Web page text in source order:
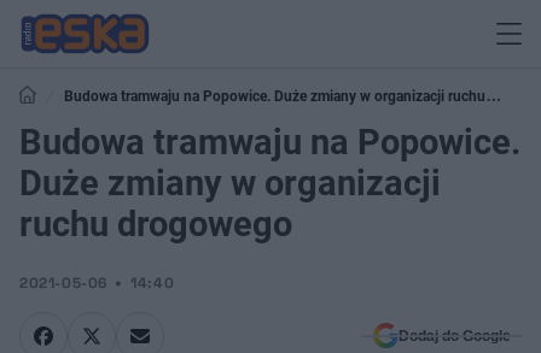
Budowa tramwaju na Popowice. Duże zmiany w organizacji ruchu
drogowego
Budowa tramwaju na Popowice.
Duże zmiany w organizacji
ruchu drogowego
2021-05-06 14:40
Dodaj do Google